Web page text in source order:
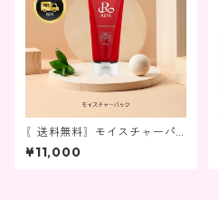
〖送料無料〗モイスチャーパ
ック
¥11,000